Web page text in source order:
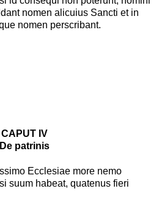
nomen alicuius Sancti et in
nomen perscribant.
CAPUT IV
De patrinis
Ecclesiae more nemo
suum habeat, quatenus fieri